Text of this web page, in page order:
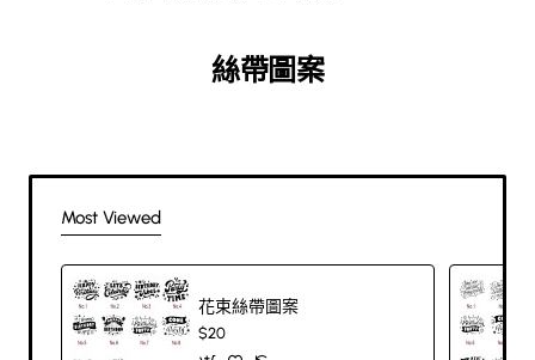
絲帶圖案
Most Viewed
花束絲帶圖案
$20